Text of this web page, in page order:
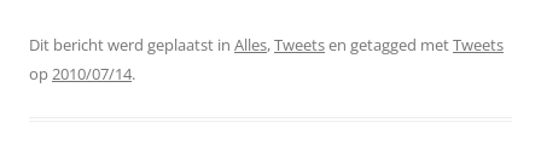
Dit bericht werd geplaatst in Alles,Tweetsen getagged metTweets
op2010/07/14.